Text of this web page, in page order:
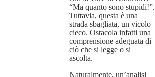
“Ma quanto sono stupidi!”.
Tuttavia, questa è una
strada sbagliata, un vicolo
cieco. Ostacola infatti una
comprensione adeguata di
ciò che si legge o si
ascolta.
Naturalmente, un’analisi